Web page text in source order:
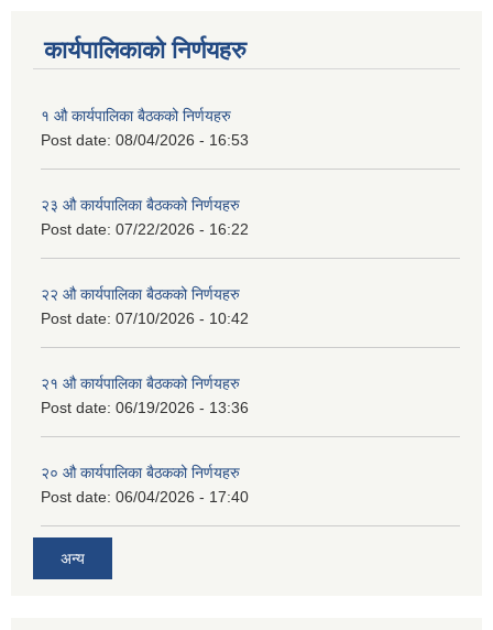
कार्यपालिकाको निर्णयहरु
१ औ कार्यपालिका बैठकको निर्णयहरु
Post date: 08/04/2026 - 16:53
२३ औ कार्यपालिका बैठकको निर्णयहरु
Post date: 07/22/2026 - 16:22
२२ औ कार्यपालिका बैठकको निर्णयहरु
Post date: 07/10/2026 - 10:42
२१ औ कार्यपालिका बैठकको निर्णयहरु
Post date: 06/19/2026 - 13:36
२० औ कार्यपालिका बैठकको निर्णयहरु
Post date: 06/04/2026 - 17:40
अन्य